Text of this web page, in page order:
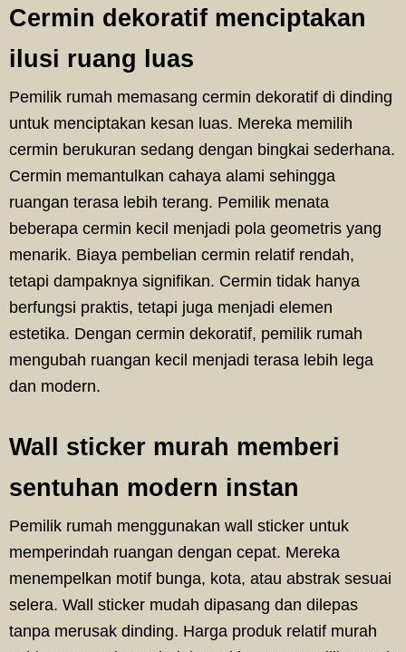
Cermin dekoratif menciptakan
ilusi ruang luas
Pemilik rumah memasang cermin dekoratif di dinding
untuk menciptakan kesan luas. Mereka memilih
cermin berukuran sedang dengan bingkai sederhana.
Cermin memantulkan cahaya alami sehingga
ruangan terasa lebih terang. Pemilik menata
beberapa cermin kecil menjadi pola geometris yang
menarik. Biaya pembelian cermin relatif rendah,
tetapi dampaknya signifikan. Cermin tidak hanya
berfungsi praktis, tetapi juga menjadi elemen
estetika. Dengan cermin dekoratif, pemilik rumah
mengubah ruangan kecil menjadi terasa lebih lega
dan modern.
Wall sticker murah memberi
sentuhan modern instan
Pemilik rumah menggunakan wall sticker untuk
memperindah ruangan dengan cepat. Mereka
menempelkan motif bunga, kota, atau abstrak sesuai
selera. Wall sticker mudah dipasang dan dilepas
tanpa merusak dinding. Harga produk relatif murah